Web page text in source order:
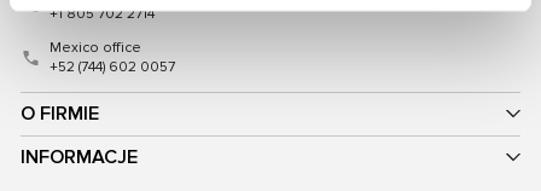
O FIRMIE
INFORMACJE
+1 805 702 2714
Mexico office
+52 (744) 602 0057